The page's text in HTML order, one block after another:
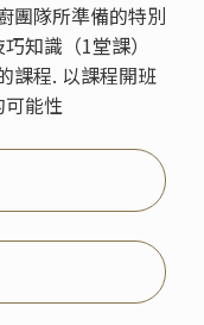
團隊所準備的特別
知識（1堂課）
課程. 以課程開班
能性